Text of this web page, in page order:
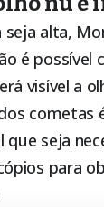
seja alta,
é possível
visível a
cometas
que seja
para